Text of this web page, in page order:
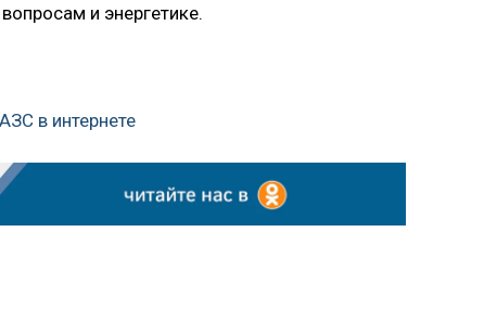
и энергетике.
в интернете